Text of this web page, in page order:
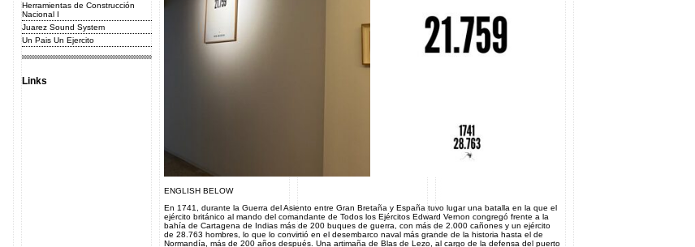
Herramientas de Construcción
Nacional I
Juarez Sound System
Un Pais Un Ejercito
Links
ENGLISH BELOW
En 1741, durante la Guerra del Asiento entre Gran Bretaña y España tuvo lugar una batalla en la que el
ejército británico al mando del comandante de Todos los Ejércitos Edward Vernon congregó frente a la
bahía de Cartagena de Indias más de 200 buques de guerra, con más de 2.000 cañones y un ejército
de 28.763 hombres, lo que lo convirtió en el desembarco naval más grande de la historia hasta el de
Normandía, más de 200 años después. Una artimaña de Blas de Lezo, al cargo de la defensa del puerto